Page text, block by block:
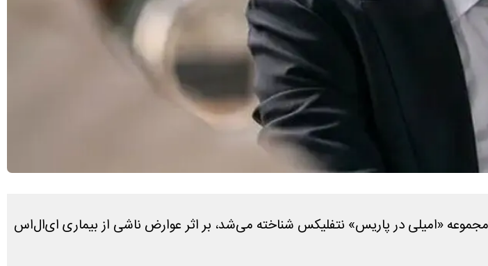
«امیلی در پاریس» نتفلیکس شناخته می‌شد، بر اثر عوارض ناشی از بیماری ای‌ال‌اس